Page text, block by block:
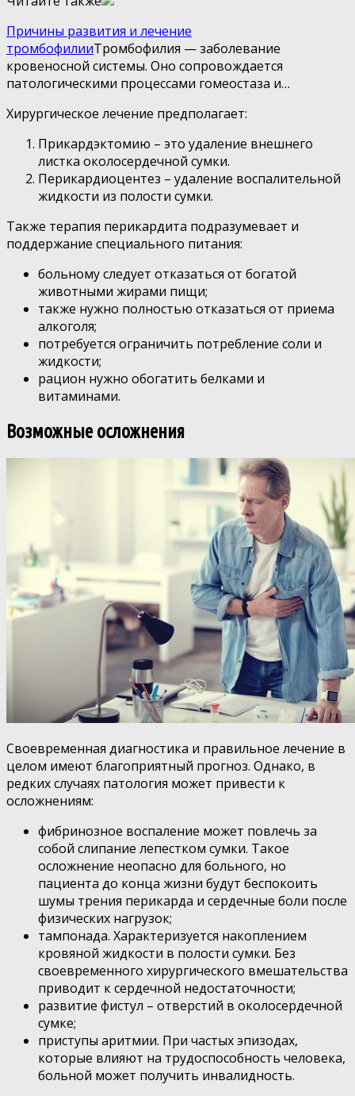
Причины развития и лечение
тромбофилииТромбофилия — заболевание
кровеносной системы. Оно сопровождается
патологическими процессами гомеостаза и…
Хирургическое лечение предполагает:
Прикардэктомию – это удаление внешнего
листка околосердечной сумки.
Перикардиоцентез – удаление воспалительной
жидкости из полости сумки.
Также терапия перикардита подразумевает и
поддержание специального питания:
больному следует отказаться от богатой
животными жирами пищи;
также нужно полностью отказаться от приема
алкоголя;
потребуется ограничить потребление соли и
жидкости;
рацион нужно обогатить белками и
витаминами.
Возможные осложнения
Своевременная диагностика и правильное лечение в
целом имеют благоприятный прогноз. Однако, в
редких случаях патология может привести к
осложнениям:
фибринозное воспаление может повлечь за
собой слипание лепестком сумки. Такое
осложнение неопасно для больного, но
пациента до конца жизни будут беспокоить
шумы трения перикарда и сердечные боли после
физических нагрузок;
тампонада. Характеризуется накоплением
кровяной жидкости в полости сумки. Без
своевременного хирургического вмешательства
приводит к сердечной недостаточности;
развитие фистул – отверстий в околосердечной
сумке;
приступы аритмии. При частых эпизодах,
которые влияют на трудоспособность человека,
больной может получить инвалидность.